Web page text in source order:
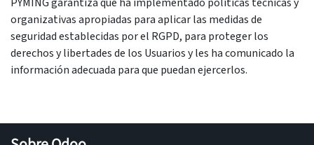
organizativas apropiadas para aplicar las medidas de
seguridad establecidas por el RGPD, para proteger los
derechos y libertades de los Usuarios y les ha comunicado la
información adecuada para que puedan ejercerlos.